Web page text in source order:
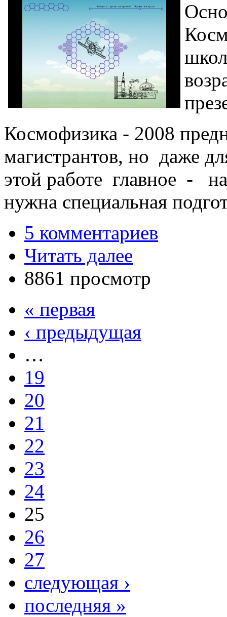
Космофизика - 2008
магистрантов, но даже
этой работе главное -
нужна специальная
5 комментариев
Читать далее
8861 просмотр
« первая
‹ предыдущая
…
19
20
21
22
23
24
25
26
27
следующая ›
последняя »